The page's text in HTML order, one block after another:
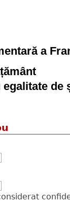
a
de